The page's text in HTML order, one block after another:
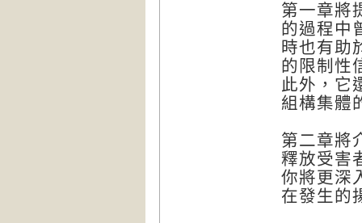
第一章將
的過程中
時也有助
的限制性
此外，它
組構集體
第二章將
釋放受害
你將更深
在發生的